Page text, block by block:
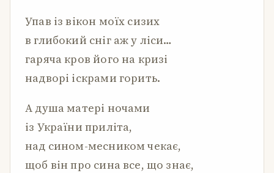
Упав із вікон моїх сизих
в глибокий сніг аж у ліси…
гаряча кров його на кризі
надворі іскрами горить.
А душа матері ночами
із України приліта,
над сином-месником чекає,
щоб він про сина все, що знає,